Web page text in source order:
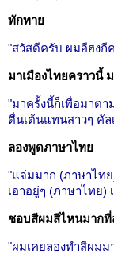
ทักทาย
"สวัสดีครับ ผมอีฮงกี
มาเมืองไทยคราวนี้
"มาครั้งนี้ก็เพื่อมาตา
ตื่นเต้นแทนสาวๆ คัล
ลองพูดภาษาไทย
"แจ่มมาก (ภาษาไท
เอาอยู่ๆ (ภาษาไทย
ชอบสีผมสีไหนมาก
"ผมเคยลองทำสีผม